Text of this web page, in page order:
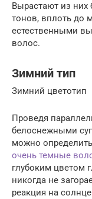
Вырастают из
тонов, вплоть до
естественными
волос.
Зимний тип
Зимний цветотип
Проведя
белоснежными
можно
очень темные
глубоким цветом
никогда не
реакция на